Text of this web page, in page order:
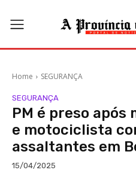
Home SEGURANÇA
SEGURANÇA
PM é preso após
e motociclista
assaltantes em
15/04/2025